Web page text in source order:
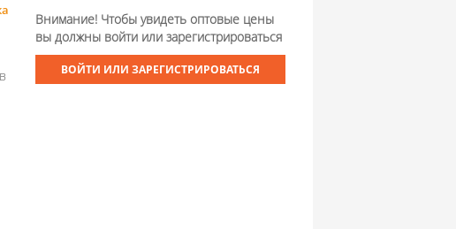
Внимание! Чтобы увидеть оптовые цены
вы должны войти или зарегистрироваться
ВОЙТИ ИЛИ ЗАРЕГИСТРИРОВАТЬСЯ